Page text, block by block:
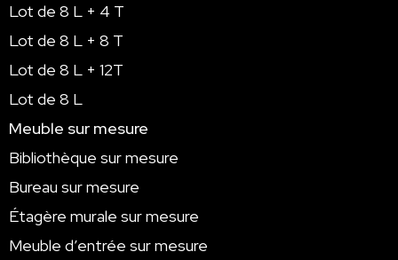
Lot de 8 L + 4 T
Lot de 8 L + 8 T
Lot de 8 L + 12T
Lot de 8 L
Meuble sur mesure
Bibliothèque sur mesure
Bureau sur mesure
Étagère murale sur mesure
Meuble d’entrée sur mesure